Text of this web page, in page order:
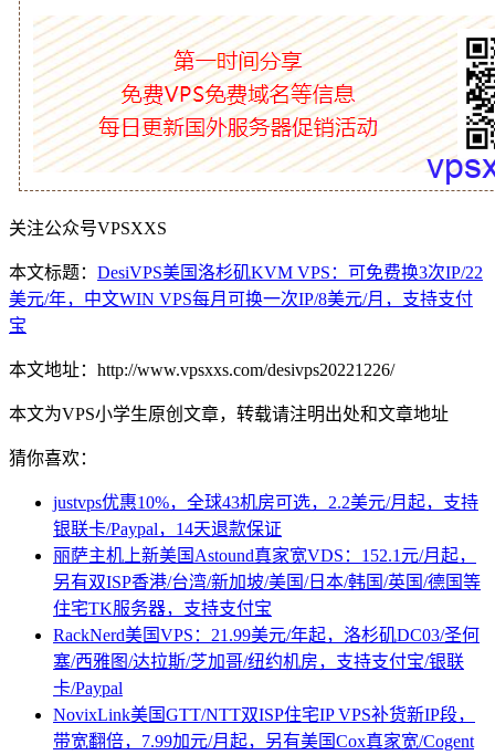
关注公众号VPSXXS
本文标题： DesiVPS美国洛杉矶KVM VPS：可免费换3次IP/22
美元/年，中文WIN VPS每月可换一次IP/8美元/月，支持支付
宝
本文地址：http://www.vpsxxs.com/desivps20221226/
本文为VPS小学生原创文章，转载请注明出处和文章地址
猜你喜欢：
justvps优惠10%，全球43机房可选，2.2美元/月起，支持
银联卡/Paypal，14天退款保证
丽萨主机上新美国Astound真家宽VDS：152.1元/月起，
另有双ISP香港/台湾/新加坡/美国/日本/韩国/英国/德国等
住宅TK服务器，支持支付宝
RackNerd美国VPS：21.99美元/年起，洛杉矶DC03/圣何
塞/西雅图/达拉斯/芝加哥/纽约机房，支持支付宝/银联
卡/Paypal
NovixLink美国GTT/NTT双ISP住宅IP VPS补货新IP段，
带宽翻倍，7.99加元/月起，另有美国Cox真家宽/Cogent